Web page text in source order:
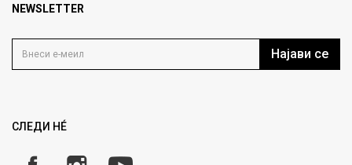
Продавница
Кариера
Политика на приватност
Како да купите
Замена и рефундација на производи
NEWSLETTER
Најави се
СЛЕДИ НÉ